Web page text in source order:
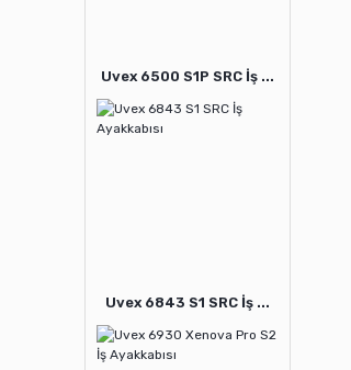
Uvex 6500 S1P SRC İş ...
Uvex 6843 S1 SRC İş ...